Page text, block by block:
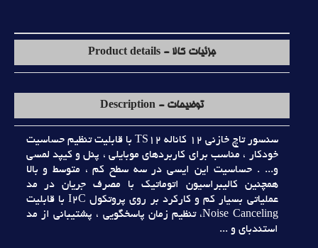
جزئیات کالا - Product details
توضیحات - Description
سنسور تاچ خازني 12 کاناله TS12 با قابليت تنظيم حساسيت
خودکار ، مناسب براي کاربردهاي موبايلي ، پنل و کيپد لمسي
و... . حساسيت اين ايسي در سه سطح کم ، متوسط و بالا
همچنين کاليبراسيون اتوماتيک با مصرف جريان در مد
عملياتي بسيار کم و کارکرد بر روي پروتکول I2C با قابليت
Noise Canceling، تنظيم زمان پاسخگويي ، پشتيباني از مد
استندباي و ...